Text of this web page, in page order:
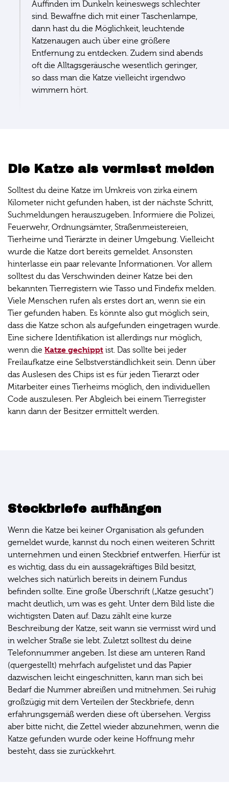
Auffinden im Dunkeln keineswegs schlechter
sind. Bewaffne dich mit einer Taschenlampe,
dann hast du die Möglichkeit, leuchtende
Katzenaugen auch über eine größere
Entfernung zu entdecken. Zudem sind abends
oft die Alltagsgeräusche wesentlich geringer,
so dass man die Katze vielleicht irgendwo
wimmern hört.
Die Katze als vermisst melden
Solltest du deine Katze im Umkreis von zirka einem
Kilometer nicht gefunden haben, ist der nächste Schritt,
Suchmeldungen herauszugeben. Informiere die Polizei,
Feuerwehr, Ordnungsämter, Straßenmeistereien,
Tierheime und Tierärzte in deiner Umgebung. Vielleicht
wurde die Katze dort bereits gemeldet. Ansonsten
hinterlasse ein paar relevante Informationen. Vor allem
solltest du das Verschwinden deiner Katze bei den
bekannten Tierregistern wie Tasso und Findefix melden.
Viele Menschen rufen als erstes dort an, wenn sie ein
Tier gefunden haben. Es könnte also gut möglich sein,
dass die Katze schon als aufgefunden eingetragen wurde.
Eine sichere Identifikation ist allerdings nur möglich,
wenn die Katze gechippt ist. Das sollte bei jeder
Freilaufkatze eine Selbstverständlichkeit sein. Denn über
das Auslesen des Chips ist es für jeden Tierarzt oder
Mitarbeiter eines Tierheims möglich, den individuellen
Code auszulesen. Per Abgleich bei einem Tierregister
kann dann der Besitzer ermittelt werden.
Steckbriefe aufhängen
Wenn die Katze bei keiner Organisation als gefunden
gemeldet wurde, kannst du noch einen weiteren Schritt
unternehmen und einen Steckbrief entwerfen. Hierfür ist
es wichtig, dass du ein aussagekräftiges Bild besitzt,
welches sich natürlich bereits in deinem Fundus
befinden sollte. Eine große Überschrift („Katze gesucht“)
macht deutlich, um was es geht. Unter dem Bild liste die
wichtigsten Daten auf. Dazu zählt eine kurze
Beschreibung der Katze, seit wann sie vermisst wird und
in welcher Straße sie lebt. Zuletzt solltest du deine
Telefonnummer angeben. Ist diese am unteren Rand
(quergestellt) mehrfach aufgelistet und das Papier
dazwischen leicht eingeschnitten, kann man sich bei
Bedarf die Nummer abreißen und mitnehmen. Sei ruhig
großzügig mit dem Verteilen der Steckbriefe, denn
erfahrungsgemäß werden diese oft übersehen. Vergiss
aber bitte nicht, die Zettel wieder abzunehmen, wenn die
Katze gefunden wurde oder keine Hoffnung mehr
besteht, dass sie zurückkehrt.